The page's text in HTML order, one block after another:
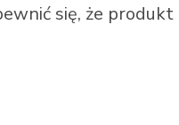
się, że